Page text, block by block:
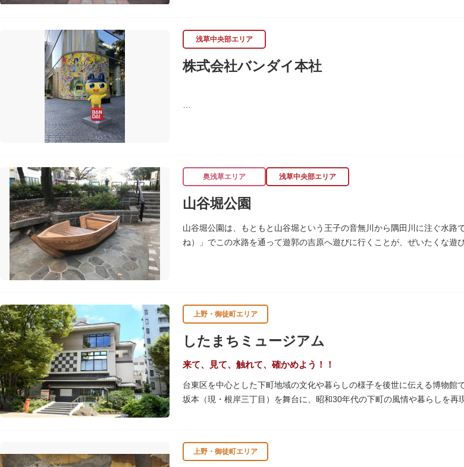
塚の上には板碑が祀られています。この板碑には「弘安十一年戊子五月
なお、隅田川の対岸、木母寺（墨田区堤通）境内には梅若にちなむ梅若塚
浅草中央部エリア
株式会社バンダイ本社
奥浅草エリア 浅草中央部エリア
山谷堀公園
山谷堀公園は、もともと山谷堀という王子の音無川から隅田川に注ぐ水
ね）」でこの水路を通って遊郭の吉原へ遊びに行くことが、ぜいたくな遊
上野・御徒町エリア
したまちミュージアム
来て、見て、触れて、確かめよう！！
台東区を中心とした下町地域の文化や暮らしの様子を後世に伝える博物
坂本（現・根岸三丁目）を舞台に、昭和30年代の下町の風情や暮らしを再
め、下町地域の歴史や出来事をたどることのできる資料を展示していま
上野・御徒町エリア